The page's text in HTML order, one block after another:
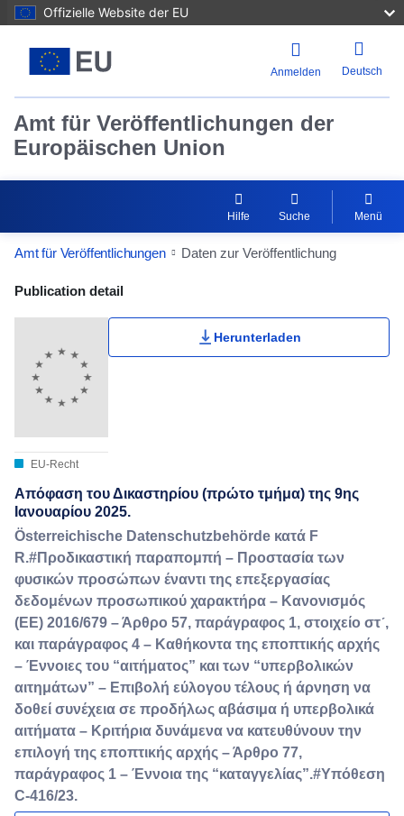
Offizielle Website der EU
Anmelden Deutsch
Amt für Veröffentlichungen der
Europäischen Union
Hilfe Suche Menü
Amt für Veröffentlichungen Daten zur Veröffentlichung
Publication Detail Actions Portlet
Publication detail
EU-Recht
Herunterladen
Απόφαση του Δικαστηρίου (πρώτο τμήμα) της 9ης
Ιανουαρίου 2025.
Österreichische Datenschutzbehörde κατά F
R.#Προδικαστική παραπομπή – Προστασία των
φυσικών προσώπων έναντι της επεξεργασίας
δεδομένων προσωπικού χαρακτήρα – Κανονισμός
(ΕΕ) 2016/679 – Άρθρο 57, παράγραφος 1, στοιχείο στʹ,
και παράγραφος 4 – Καθήκοντα της εποπτικής αρχής
– Έννοιες του “αιτήματος” και των “υπερβολικών
αιτημάτων” – Επιβολή εύλογου τέλους ή άρνηση να
δοθεί συνέχεια σε προδήλως αβάσιμα ή υπερβολικά
αιτήματα – Κριτήρια δυνάμενα να κατευθύνουν την
επιλογή της εποπτικής αρχής – Άρθρο 77,
παράγραφος 1 – Έννοια της “καταγγελίας”.#Υπόθεση
C-416/23.